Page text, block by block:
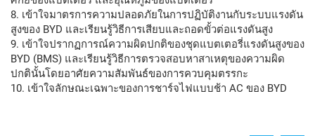
8. เข้าใจมาตรการความปลอดภัยในการปฏิบัติงานกับระบบแรงดัน
สูงของ BYD และเรียนรู้วิธีการเสียบและถอดขั้วต่อแรงดันสูง
9. เข้าใจปรากฏการณ์ความผิดปกติของชุดแบตเตอรี่แรงดันสูงของ
BYD (BMS) และเรียนรู้วิธีการตรวจสอบหาสาเหตุของความผิด
ปกตินั้นโดยอาศัยความสัมพันธ์ของการควบคุมตรรกะ
10. เข้าใจลักษณะเฉพาะของการชาร์จไฟแบบช้า AC ของ BYD